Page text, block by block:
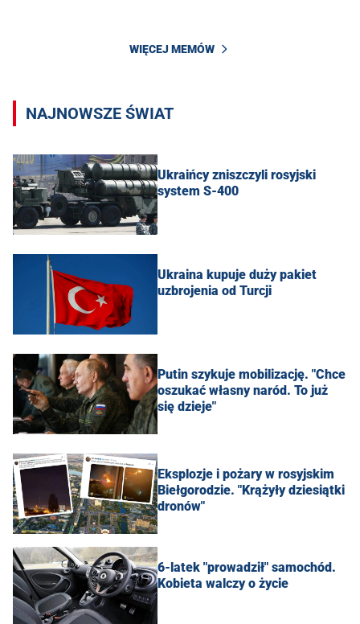
WIĘCEJ MEMÓW
NAJNOWSZE ŚWIAT
Ukraińcy zniszczyli rosyjski
system S-400
Ukraina kupuje duży pakiet
uzbrojenia od Turcji
Putin szykuje mobilizację. "Chce
oszukać własny naród. To już
się dzieje"
Eksplozje i pożary w rosyjskim
Biełgorodzie. "Krążyły dziesiątki
dronów"
6-latek "prowadził" samochód.
Kobieta walczy o życie